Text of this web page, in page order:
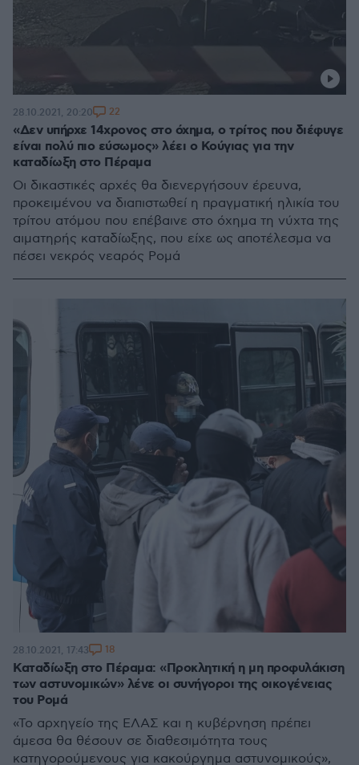
«Δεν υπήρχε 14χρονος στο όχημα, ο τρίτος που διέφυγε
είναι πολύ πιο εύσωμος» λέει ο Κούγιας για την
καταδίωξη στο Πέραμα
Οι δικαστικές αρχές θα διενεργήσουν έρευνα,
προκειμένου να διαπιστωθεί η πραγματική ηλικία του
τρίτου ατόμου που επέβαινε στο όχημα τη νύχτα της
αιματηρής καταδίωξης, που είχε ως αποτέλεσμα να
πέσει νεκρός νεαρός Ρομά
28.10.2021, 20:20 22
Καταδίωξη στο Πέραμα: «Προκλητική η μη προφυλάκιση
των αστυνομικών» λένε οι συνήγοροι της οικογένειας
του Ρομά
«Το αρχηγείο της ΕΛΑΣ και η κυβέρνηση πρέπει
άμεσα θα θέσουν σε διαθεσιμότητα τους
κατηγορούμενους για κακούργημα αστυνομικούς»,
28.10.2021, 17:43 18